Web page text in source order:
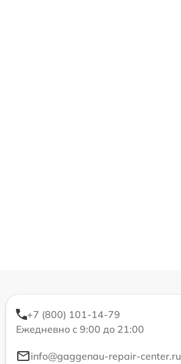
+7 (800) 101-14-79
Ежедневно с 9:00 до 21:00
info@gaggenau-repair-center.ru